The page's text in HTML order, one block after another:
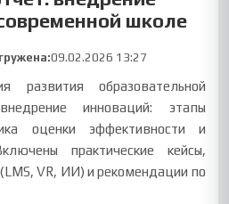
школе
09.02.2026 13:27
развития образовательной
инноваций: этапы
оценки эффективности и
практические кейсы,
VR, ИИ) и рекомендации по